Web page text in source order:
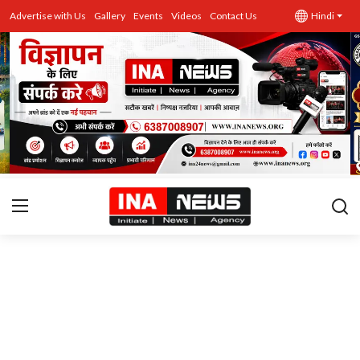
Advertise with Us Gallery Events Videos Contact Us Hindi
उत्तर प्रदेश
Advertise with Us
Events
राज्य